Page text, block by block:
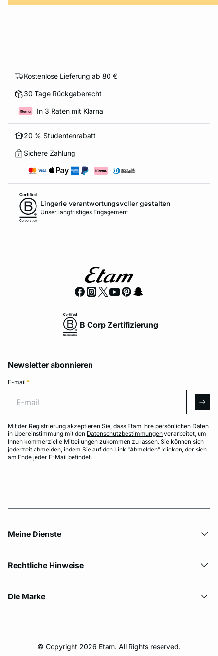
Kostenlose Lieferung ab 80 €
30 Tage Rückgaberecht
In 3 Raten mit Klarna
20 % Studentenrabatt
Sichere Zahlung
Lingerie verantwortungsvoller gestalten
Unser langfristiges Engagement
B Corp Zertifizierung
Newsletter abonnieren
E-mail *
Mit der Registrierung akzeptieren Sie, dass Etam Ihre persönlichen Daten
in Übereinstimmung mit den Datenschutzbestimmungen verarbeitet, um
Ihnen kommerzielle Mitteilungen zukommen zu lassen. Sie können sich
jederzeit abmelden, indem Sie auf den Link "Abmelden" klicken, der sich
am Ende jeder E-Mail befindet.
Meine Dienste
Rechtliche Hinweise
Die Marke
© Copyright 2026 Etam. All Rights reserved.